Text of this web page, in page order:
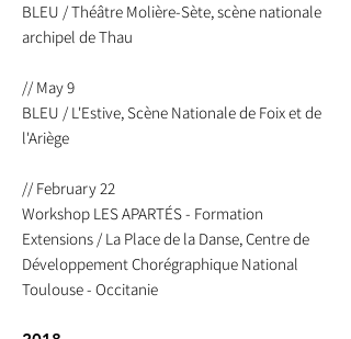
BLEU / Théâtre Molière-Sète, scène nationale
archipel de Thau
// May 9
BLEU / L'Estive, Scène Nationale de Foix et de
l'Ariège
// February 22
Workshop LES APARTÉS - Formation
Extensions / La Place de la Danse, Centre de
Développement Chorégraphique National
Toulouse - Occitanie